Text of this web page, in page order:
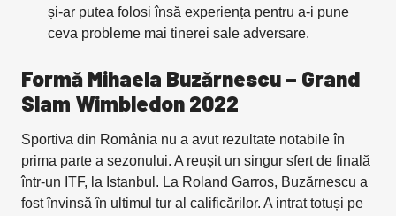
și-ar putea folosi însă experiența pentru a-i pune
ceva probleme mai tinerei sale adversare.
Formă Mihaela Buzărnescu – Grand
Slam Wimbledon 2022
Sportiva din România nu a avut rezultate notabile în
prima parte a sezonului. A reușit un singur sfert de finală
într-un ITF, la Istanbul. La Roland Garros, Buzărnescu a
fost învinsă în ultimul tur al calificărilor. A intrat totuși pe